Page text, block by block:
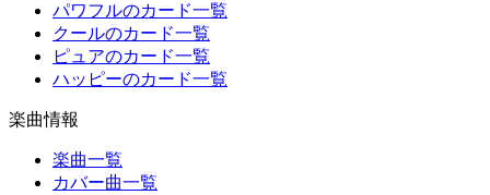
パワフルのカード一覧
クールのカード一覧
ピュアのカード一覧
ハッピーのカード一覧
楽曲情報
楽曲一覧
カバー曲一覧